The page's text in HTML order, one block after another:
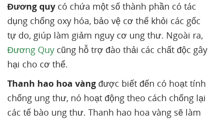
Đương quy có chứa một số thành phần có tác
dụng chống oxy hóa, bảo vệ cơ thể khỏi các gốc
tự do, giúp làm giảm nguy cơ ung thư. Ngoài ra,
Đương Quy cũng hỗ trợ đào thải các chất độc gây
hại cho cơ thể.
Thanh hao hoa vàng được biết đến có hoạt tính
chống ung thư, nó hoạt động theo cách chống lại
các tế bào ung thư. Thanh hao hoa vàng sẽ làm